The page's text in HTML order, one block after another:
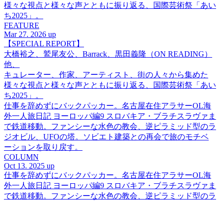
様々な視点と様々な声とともに振り返る、国際芸術祭「あい
ち2025」。
FEATURE
Mar 27. 2026 up
【SPECIAL REPORT】
大橋裕之、鷲尾友公、Barrack、黒田義隆（ON READING）
他、
キュレーター、作家、アーティスト、街の人々から集めた
様々な視点と様々な声とともに振り返る、国際芸術祭「あい
ち2025」。
仕事を辞めずにバックパッカー。名古屋在住アラサーOL海
外一人旅日記 ヨーロッパ編9 スロバキア・ブラチスラヴァま
で鉄道移動。ファンシーな水色の教会、逆ピラミッド型のラ
ジオビル、UFOの塔。ソビエト建築との再会で旅のモチベ
ーションを取り戻す。
COLUMN
Oct 13. 2025 up
仕事を辞めずにバックパッカー。名古屋在住アラサーOL海
外一人旅日記 ヨーロッパ編9 スロバキア・ブラチスラヴァま
で鉄道移動。ファンシーな水色の教会、逆ピラミッド型のラ